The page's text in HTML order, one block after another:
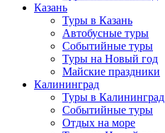
Казань
Туры в Казань
Автобусные туры
Событийные туры
Туры на Новый год
Майские праздники
Калининград
Туры в Калининград
Событийные туры
Отдых на море